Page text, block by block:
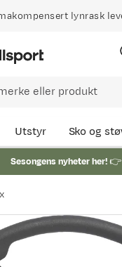
lynrask
Utstyr Sko og
Sesongens nyheter her!👉